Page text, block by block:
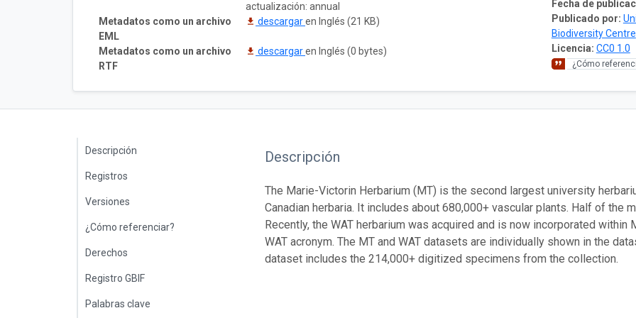
Fecha de
Publicado por:
Biodiversity Centre
Licencia: CC0 1.0
¿Cómo
actualización: annual
Metadatos como un archivo
EML
descargaren Inglés (21 KB)
Metadatos como un archivo
RTF
descargaren Inglés (0 bytes)
Descripción
Registros
Versiones
¿Cómo referenciar?
Derechos
Registro GBIF
Palabras clave
Descripción
The Marie-Victorin Herbarium (MT) is the second largest university
Canadian herbaria. It includes about 680,000+ vascular plants. Half of the
Recently, the WAT herbarium was acquired and is now incorporated
WAT acronym. The MT and WAT datasets are individually shown in the
dataset includes the 214,000+ digitized specimens from the collection.